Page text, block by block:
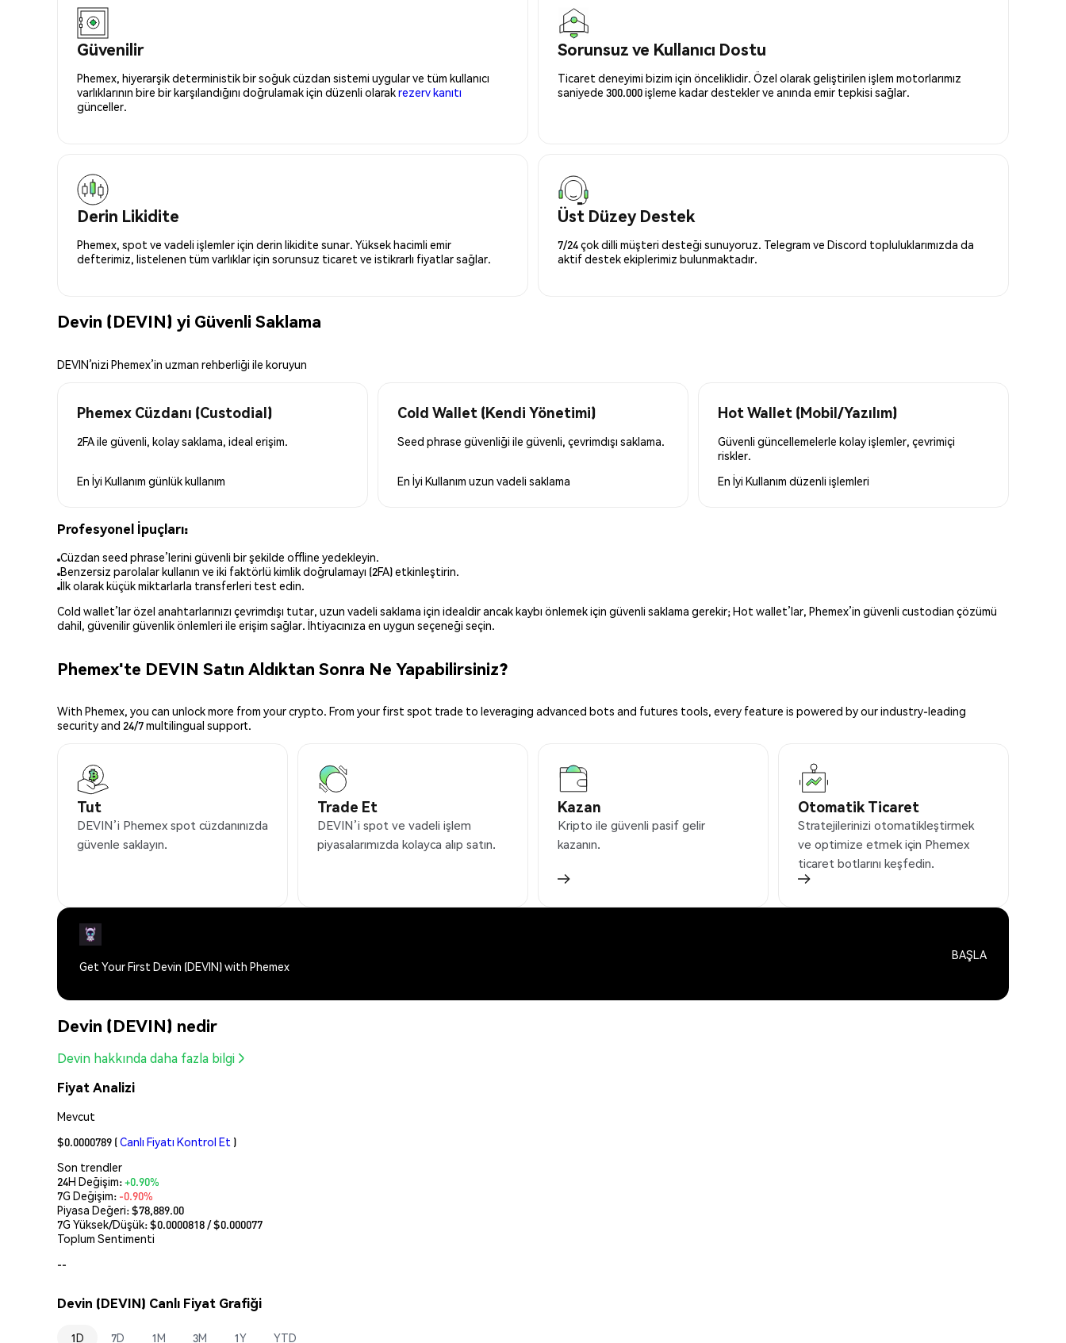
Güvenilir
Phemex, hiyerarşik deterministik bir soğuk cüzdan sistemi uygular ve tüm kullanıcı
varlıklarının bire bir karşılandığını doğrulamak için düzenli olarakrezerv kanıtı
günceller.
Sorunsuz ve Kullanıcı Dostu
Ticaret deneyimi bizim için önceliklidir. Özel olarak geliştirilen işlem motorlarımız
saniyede 300.000 işleme kadar destekler ve anında emir tepkisi sağlar.
Derin Likidite
Phemex, spot ve vadeli işlemler için derin likidite sunar. Yüksek hacimli emir
defterimiz, listelenen tüm varlıklar için sorunsuz ticaret ve istikrarlı fiyatlar sağlar.
Üst Düzey Destek
7/24 çok dilli müşteri desteği sunuyoruz. Telegram ve Discord topluluklarımızda da
aktif destek ekiplerimiz bulunmaktadır.
Devin (DEVIN) yi Güvenli Saklama
DEVIN’nizi Phemex’in uzman rehberliği ile koruyun
Phemex Cüzdanı (Custodial)
2FA ile güvenli, kolay saklama, ideal erişim.
En İyi Kullanım günlük kullanım
Cold Wallet (Kendi Yönetimi)
Seed phrase güvenliği ile güvenli, çevrimdışı saklama.
En İyi Kullanım uzun vadeli saklama
Hot Wallet (Mobil/Yazılım)
Güvenli güncellemelerle kolay işlemler, çevrimiçi
riskler.
En İyi Kullanım düzenli işlemleri
Profesyonel İpuçları:
Cüzdan seed phrase’lerini güvenli bir şekilde offline yedekleyin.
Benzersiz parolalar kullanın ve iki faktörlü kimlik doğrulamayı (2FA) etkinleştirin.
İlk olarak küçük miktarlarla transferleri test edin.
Cold wallet’lar özel anahtarlarınızı çevrimdışı tutar, uzun vadeli saklama için idealdir ancak kaybı önlemek için güvenli saklama gerekir; Hot wallet’lar, Phemex’in güvenli custodian çözümü
dahil, güvenilir güvenlik önlemleri ile erişim sağlar. İhtiyacınıza en uygun seçeneği seçin.
Phemex'te DEVIN Satın Aldıktan Sonra Ne Yapabilirsiniz?
With Phemex, you can unlock more from your crypto. From your first spot trade to leveraging advanced bots and futures tools, every feature is powered by our industry-leading
security and 24/7 multilingual support.
Tut
DEVIN’i Phemex spot cüzdanınızda
güvenle saklayın.
Trade Et
DEVIN’i spot ve vadeli işlem
piyasalarımızda kolayca alıp satın.
Kazan
Kripto ile güvenli pasif gelir
kazanın.
Otomatik Ticaret
Stratejilerinizi otomatikleştirmek
ve optimize etmek için Phemex
ticaret botlarını keşfedin.
Get Your First Devin (DEVIN) with Phemex
BAŞLA
Devin (DEVIN) nedir
Devin hakkında daha fazla bilgi
Fiyat Analizi
Mevcut
$0.0000789 (Canlı Fiyatı Kontrol Et )
Son trendler
24H Değişim:+0.90%
7G Değişim: -0.90%
Piyasa Değeri:$78,889.00
7G Yüksek/Düşük: $0.0000818/ $0.000077
Toplum Sentimenti
--
Devin (DEVIN) Canlı Fiyat Grafiği
1D 7D 1M 3M 1Y YTD